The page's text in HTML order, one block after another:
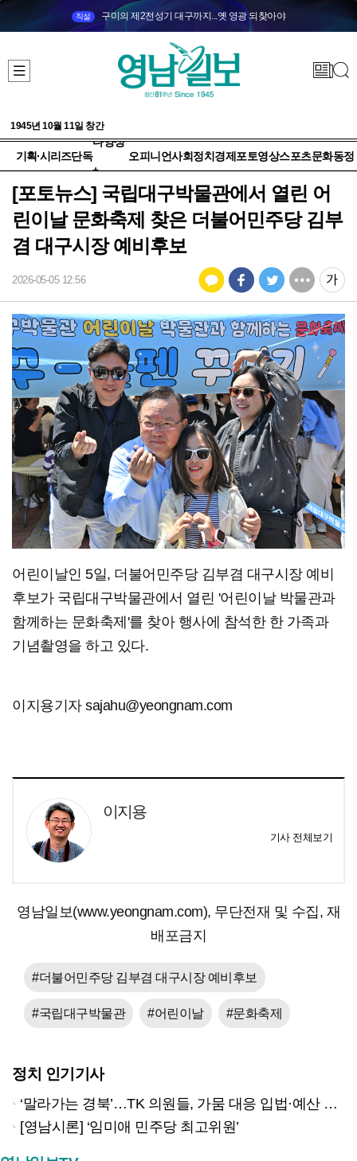
직설 구미의 제2전성기 대구까지...옛 영광 되찾아야
1945년 10월 11일 창간
기획·시리즈단독
다양성
+
오피니언사회정치 경제 포토영상스포츠문화동정
[포토뉴스] 국립대구박물관에서 열린 어
린이날 문화축제 찾은 더불어민주당 김부
겸 대구시장 예비후보
2026-05-05 12:56
어린이날인 5일, 더불어민주당 김부겸 대구시장 예비
후보가 국립대구박물관에서 열린 '어린이날 박물관과
함께하는 문화축제'를 찾아 행사에 참석한 한 가족과
기념촬영을 하고 있다.
이지용기자 sajahu@yeongnam.com
이지용
기사 전체보기
영남일보(www.yeongnam.com), 무단전재 및 수집, 재
배포금지
#더불어민주당 김부겸 대구시장 예비후보
#국립대구박물관 #어린이날 #문화축제
정치 인기기사
‘말라가는 경북’…TK 의원들, 가뭄 대응 입법·예산 확보 나선다
[영남시론] ‘임미애 민주당 최고위원’